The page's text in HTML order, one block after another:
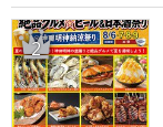
2